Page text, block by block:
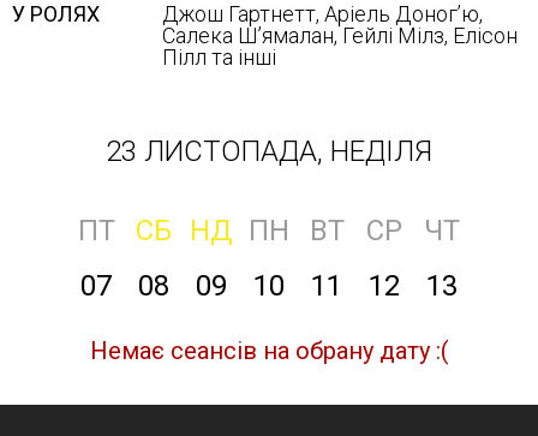
У РОЛЯХ
Джош Гартнетт, Аріель Доногʼю,
Салека Шʼямалан, Гейлі Мілз, Елісон
Пілл та інші
23 ЛИСТОПАДА, НЕДІЛЯ
ПТ СБ НД ПН ВТ СР
ЧТ
07
08 09 10 11 12 13
Немає сеансів на обрану дату :(